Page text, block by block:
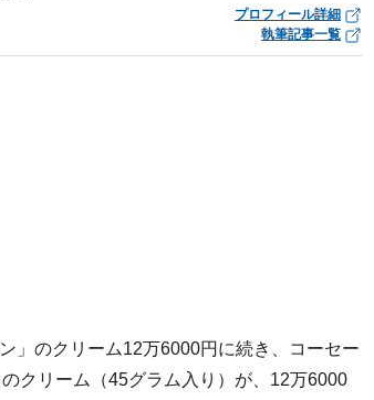
プロフィール詳細
執筆記事一覧
」のクリーム12万6000円に続き、コーセー
クリーム（45グラム入り）が、12万6000